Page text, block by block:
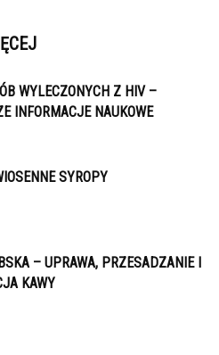
WYLECZONYCH Z HIV –
INFORMACJE NAUKOWE
SYROPY
– UPRAWA, PRZESADZANIE I
KAWY